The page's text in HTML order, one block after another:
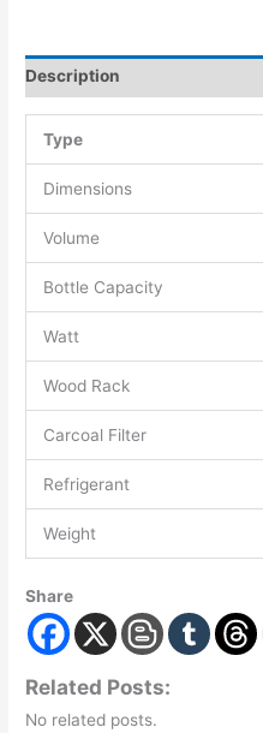
Description
Type
Dimensions
Volume
Bottle Capacity
Watt
Wood Rack
Carcoal Filter
Refrigerant
Weight
Share
Related Posts:
No related posts.